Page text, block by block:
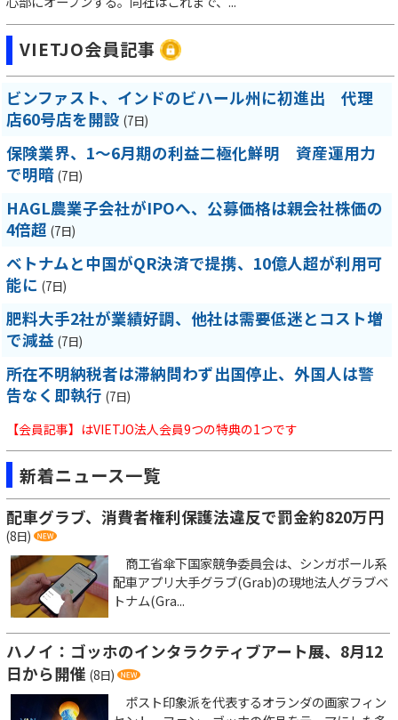
VIETJO会員記事
ビンファスト、インドのビハール州に初進出 代理
店60号店を開設 (7日)
保険業界、1～6月期の利益二極化鮮明 資産運用力
で明暗 (7日)
HAGL農業子会社がIPOへ、公募価格は親会社株価の
4倍超 (7日)
ベトナムと中国がQR決済で提携、10億人超が利用可
能に (7日)
肥料大手2社が業績好調、他社は需要低迷とコスト増
で減益 (7日)
所在不明納税者は滞納問わず出国停止、外国人は警
告なく即執行 (7日)
【会員記事】はVIETJO法人会員9つの特典の1つです
新着ニュース一覧
配車グラブ、消費者権利保護法違反で罰金約820万円
(8日)
商工省傘下国家競争委員会は、シンガポール系
配車アプリ大手グラブ(Grab)の現地法人グラブベ
トナム(Gra...
ハノイ：ゴッホのインタラクティブアート展、8月12
日から開催 (8日)
ポスト印象派を代表するオランダの画家フィン